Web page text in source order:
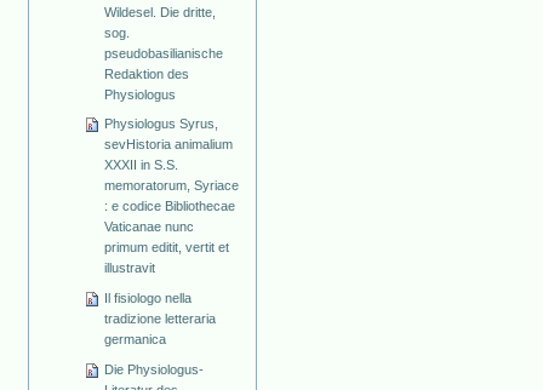
Wildesel. Die dritte,
sog.
pseudobasilianische
Redaktion des
Physiologus
Physiologus Syrus,
sevHistoria animalium
XXXII in S.S.
memoratorum, Syriace
: e codice Bibliothecae
Vaticanae nunc
primum editit, vertit et
illustravit
Il fisiologo nella
tradizione letteraria
germanica
Die Physiologus-